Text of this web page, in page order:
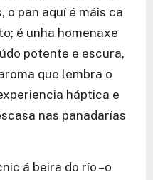
o pan aquí é máis ca
é unha homenaxe
potente e escura,
que lembra o
háptica e
nas panadarías
á beira do río –o